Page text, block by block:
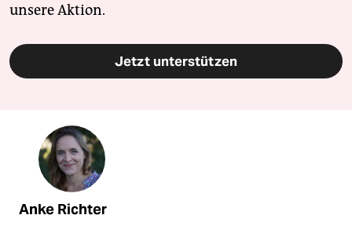
unsere Aktion.
Jetzt unterstützen
Anke Richter